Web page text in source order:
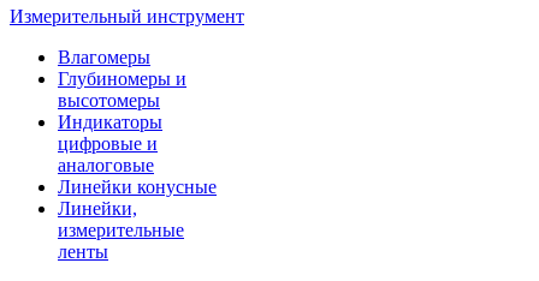
Измерительный инструмент
Влагомеры
Глубиномеры и
высотомеры
Индикаторы
цифровые и
аналоговые
Линейки конусные
Линейки,
измерительные
ленты